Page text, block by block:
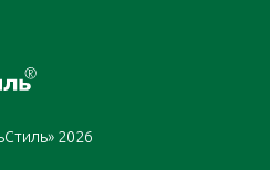
2026